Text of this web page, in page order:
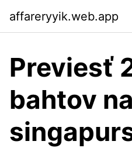
affareryyik.web.app
Previesť
bahtov na